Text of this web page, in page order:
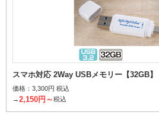
スマホ対応 2Way USBメモリー【32GB】
価格： 3,300円 税込
→2,150円～税込